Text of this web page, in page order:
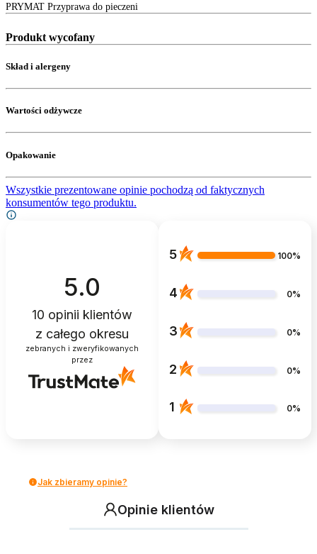
PRYMAT Przyprawa do pieczeni
Produkt wycofany
Skład i alergeny
Wartości odżywcze
Opakowanie
Wszystkie prezentowane opinie pochodzą od faktycznych
konsumentów tego produktu.
5.0
10 opinii klientów
z całego okresu
zebranych i zweryfikowanych
przez
5 100%
4 0%
3 0%
2 0%
1 0%
Jak zbieramy opinie?
Opinie klientów